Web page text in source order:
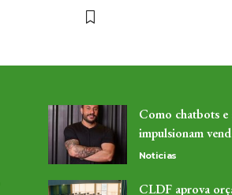
Como chatbots e
impulsionam
Noticias
CLDF aprova